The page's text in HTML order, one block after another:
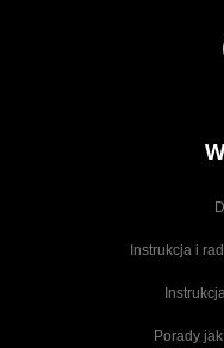
Instrukcja i
Porady